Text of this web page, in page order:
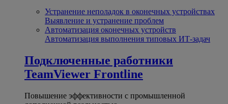
Устранение неполадок в оконечных устройствах
Выявление и устранение проблем
Автоматизация оконечных устройств
Автоматизация выполнения типовых ИТ-задач
Подключенные работники
TeamViewer Frontline
Повышение эффективности с промышленной